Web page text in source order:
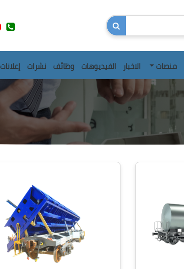
منصات الاخبار الفيديوهات وظائف نشرات إعلانات